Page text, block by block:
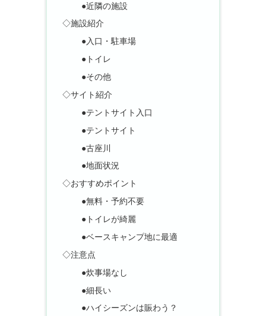
●近隣の施設
◇施設紹介
●入口・駐車場
●トイレ
●その他
◇サイト紹介
●テントサイト入口
●テントサイト
●古座川
●地面状況
◇おすすめポイント
●無料・予約不要
●トイレが綺麗
●ベースキャンプ地に最適
◇注意点
●炊事場なし
●細長い
●ハイシーズンは賑わう？